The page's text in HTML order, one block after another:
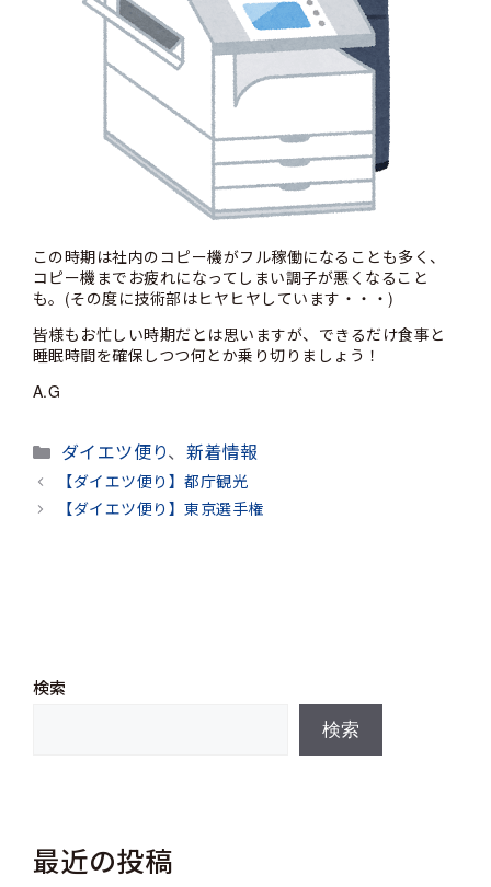
この時期は社内のコピー機がフル稼働になることも多く、
コピー機までお疲れになってしまい調子が悪くなること
も。(その度に技術部はヒヤヒヤしています・・・)
皆様もお忙しい時期だとは思いますが、できるだけ食事と
睡眠時間を確保しつつ何とか乗り切りましょう！
A.G
カ
テ
ゴ
ダイエツ便り、 新着情報
【ダイエツ便り】都庁観光
【ダイエツ便り】東京選手権
検索
検索
最近の投稿